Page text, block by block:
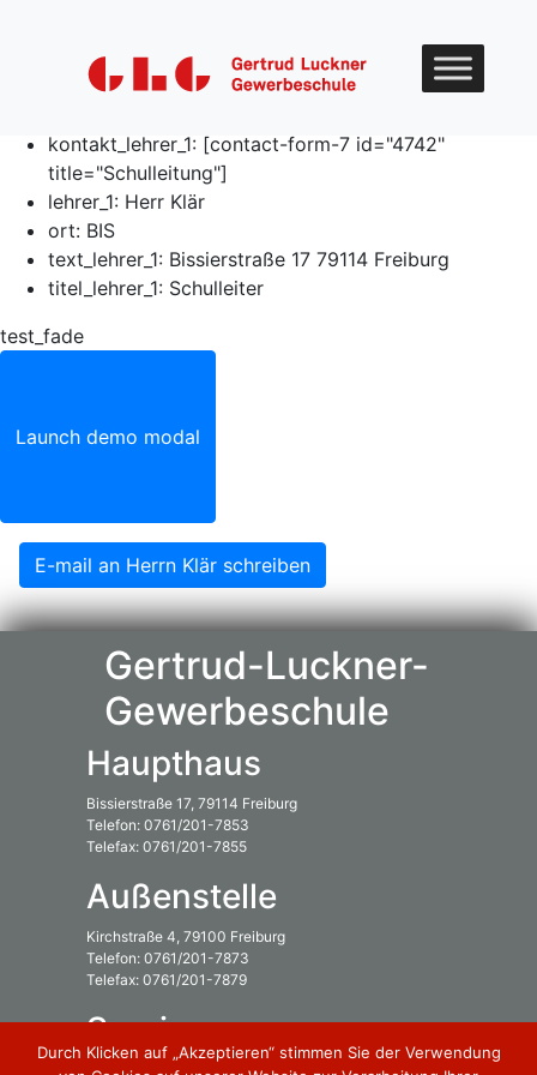
amtsbezeichnung_lehrer_1:Oberstudiendirektor
kontakt_lehrer_1: [contact-form-7 id="4742"
title="Schulleitung"]
lehrer_1: Herr Klär
ort: BIS
text_lehrer_1: Bissierstraße 17 79114 Freiburg
titel_lehrer_1: Schulleiter
test_fade
Launch demo modal
E-mail an Herrn Klär schreiben
Gertrud-Luckner-
Gewerbeschule
Haupthaus
Bissierstraße 17, 79114 Freiburg
Telefon: 0761/201-7853
Telefax: 0761/201-7855
Außenstelle
Kirchstraße 4, 79100 Freiburg
Telefon: 0761/201-7873
Telefax: 0761/201-7879
Service
Downloads
Durch Klicken auf „Akzeptieren“ stimmen Sie der Verwendung